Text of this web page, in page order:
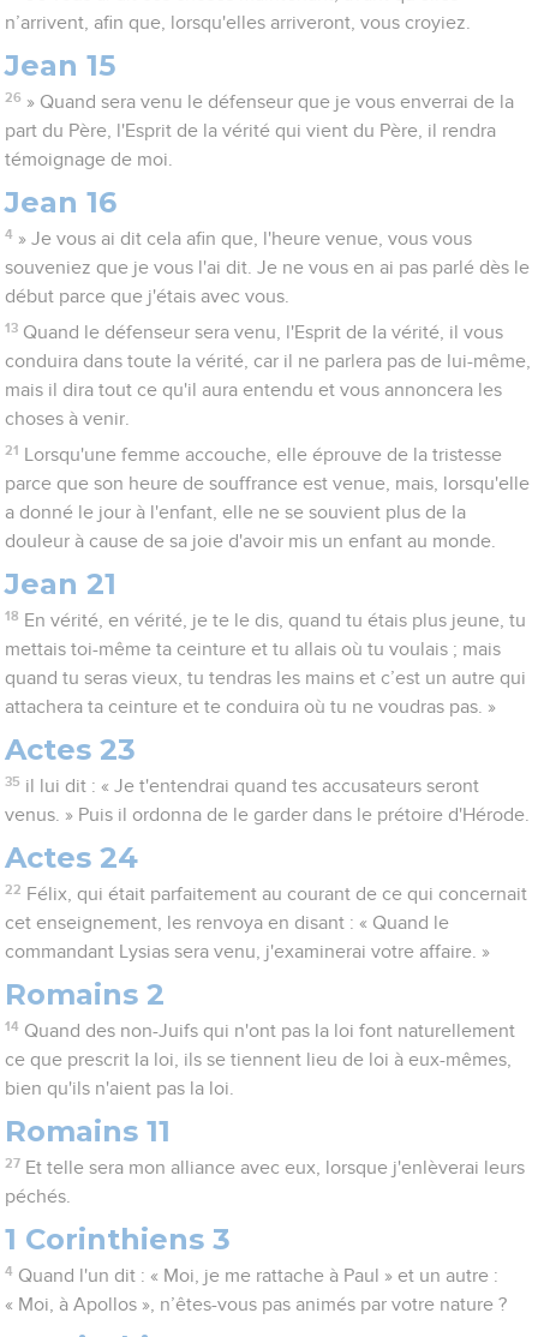
n’arrivent, afin que, lorsqu'elles arriveront, vous croyiez.
Jean 15
26 » Quand sera venu le défenseur que je vous enverrai de la
part du Père, l'Esprit de la vérité qui vient du Père, il rendra
témoignage de moi.
Jean 16
4 » Je vous ai dit cela afin que, l'heure venue, vous vous
souveniez que je vous l'ai dit. Je ne vous en ai pas parlé dès le
début parce que j'étais avec vous.
13 Quand le défenseur sera venu, l'Esprit de la vérité, il vous
conduira dans toute la vérité, car il ne parlera pas de lui-même,
mais il dira tout ce qu'il aura entendu et vous annoncera les
choses à venir.
21
Lorsqu'une femme accouche, elle éprouve de la tristesse
parce que son heure de souffrance est venue, mais, lorsqu'elle
a donné le jour à l'enfant, elle ne se souvient plus de la
douleur à cause de sa joie d'avoir mis un enfant au monde.
Jean 21
18 En vérité, en vérité, je te le dis, quand tu étais plus jeune, tu
mettais toi-même ta ceinture et tu allais où tu voulais ; mais
quand tu seras vieux, tu tendras les mains et c’est un autre qui
attachera ta ceinture et te conduira où tu ne voudras pas. »
Actes 23
35 il lui dit : « Je t'entendrai quand tes accusateurs seront
venus. » Puis il ordonna de le garder dans le prétoire d'Hérode.
Actes 24
22 Félix, qui était parfaitement au courant de ce qui concernait
cet enseignement, les renvoya en disant : « Quand le
commandant Lysias sera venu, j'examinerai votre affaire. »
Romains 2
14 Quand des non-Juifs qui n'ont pas la loi font naturellement
ce que prescrit la loi, ils se tiennent lieu de loi à eux-mêmes,
bien qu'ils n'aient pas la loi.
Romains 11
27 Et telle sera mon alliance avec eux, lorsque j'enlèverai leurs
péchés.
1 Corinthiens 3
4 Quand l'un dit : « Moi, je me rattache à Paul » et un autre :
« Moi, à Apollos », n’êtes-vous pas animés par votre nature ?